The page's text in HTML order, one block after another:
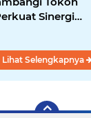
Sinergi
Lihat Selengkapnya